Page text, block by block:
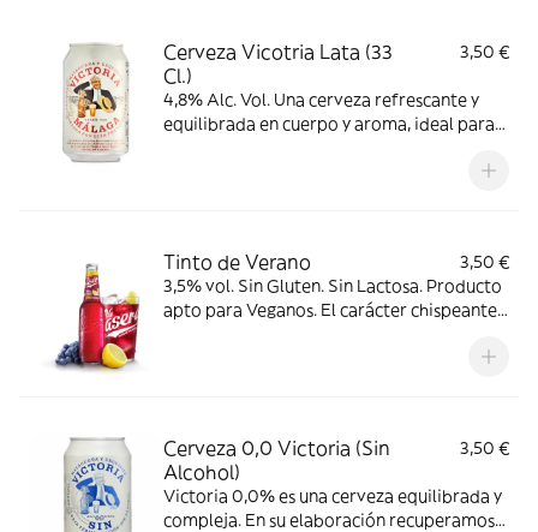
Cerveza Vicotria Lata (33
Cl.)
3,50 €
4,8% Alc. Vol. Una cerveza refrescante y
equilibrada en cuerpo y aroma, ideal para
Tinto de Verano
3,50 €
3,5% vol. Sin Gluten. Sin Lactosa. Producto
apto para Veganos. El carácter chispeante
Cerveza 0,0 Victoria (Sin
Alcohol)
3,50 €
Victoria 0,0% es una cerveza equilibrada y
compleja. En su elaboración recuperamos